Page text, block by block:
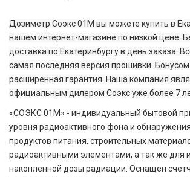
Дозиметр Соэкс 01М вы можете купить в
нашем интернет-магазине по низкой цене.
доставка по Екатеринбургу в день заказа.
самая последняя версия прошивки.
расширенная гарантия. Наша компания
официальным дилером Соэкс уже более 7
«СОЭКС 01М» - индивидуальный бытовой
уровня радиоактивного фона и
продуктов питания, строительных
радиоактивными элементами, а так же для
накопленной дозы радиации. Оснащен